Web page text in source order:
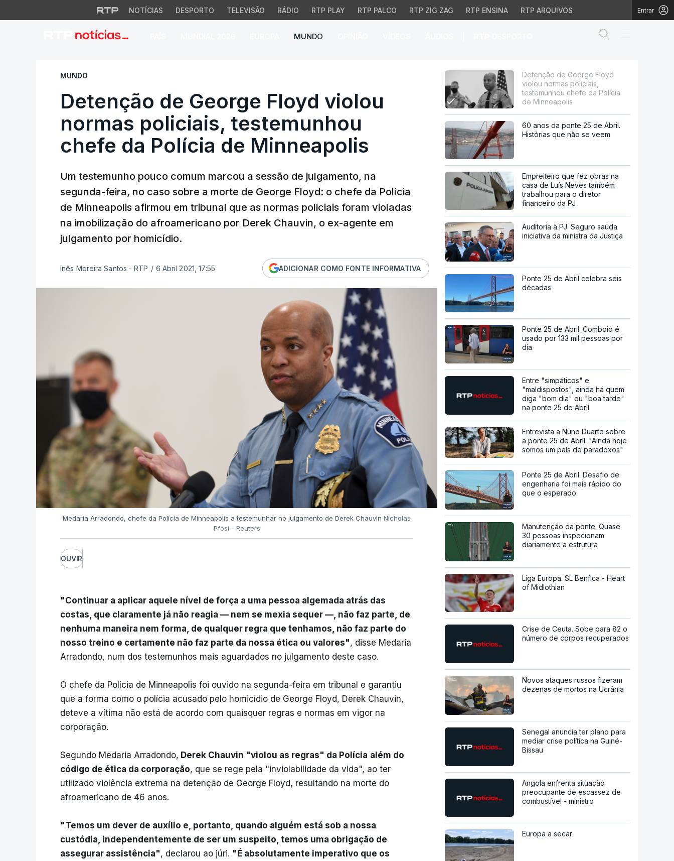
NOTÍCIAS DESPORTO TELEVISÃO RÁDIO RTP PLAY RTP PALCO RTP ZIG ZAG RTP ENSINA RTP ARQUIVOS Entrar
MUNDO
Detenção de George Floyd violou normas policiais,
MUNDO
Detenção de George Floyd violou
normas policiais, testemunhou
chefe da Polícia de Minneapolis
Um testemunho pouco comum marcou a sessão de julgamento, na
segunda-feira, no caso sobre a morte de George Floyd: o chefe da Polícia
de Minneapolis afirmou em tribunal que as normas policiais foram violadas
na imobilização do afroamericano por Derek Chauvin, o ex-agente em
julgamento por homicídio.
Inês Moreira Santos - RTP / 6 Abril 2021, 17:55 ADICIONAR COMO FONTE INFORMATIVA
Medaria Arradondo, chefe da Polícia de Minneapolis a testemunhar no julgamento de Derek Chauvin Nicholas
Pfosi - Reuters
OUVIR
"Continuar a aplicar aquele nível de força a uma pessoa algemada atrás das
costas, que claramente já não reagia — nem se mexia sequer —, não faz parte, de
nenhuma maneira nem forma, de qualquer regra que tenhamos, não faz parte do
nosso treino e certamente não faz parte da nossa ética ou valores", disse Medaria
Arradondo, num dos testemunhos mais aguardados no julgamento deste caso.
O chefe da Polícia de Minneapolis foi ouvido na segunda-feira em tribunal e garantiu
que a forma como o polícia acusado pelo homicídio de George Floyd, Derek Chauvin,
deteve a vítima não está de acordo com quaisquer regras e normas em vigor na
corporação.
Segundo Medaria Arradondo, Derek Chauvin "violou as regras" da Polícia além do
código de ética da corporação, que se rege pela "inviolabilidade da vida", ao ter
utilizado violência extrema na detenção de George Floyd, resultando na morte do
afroamericano de 46 anos.
"Temos um dever de auxílio e, portanto, quando alguém está sob a nossa
custódia, independentemente de ser um suspeito, temos uma obrigação de
assegurar assistência", declarou ao júri. "É absolutamente imperativo que os
Detenção de George Floyd
violou normas policiais,
testemunhou chefe da Polícia
de Minneapolis
60 anos da ponte 25 de Abril.
Histórias que não se veem
Empreiteiro que fez obras na
casa de Luís Neves também
trabalhou para o diretor
financeiro da PJ
Auditoria à PJ. Seguro saúda
iniciativa da ministra da Justiça
Ponte 25 de Abril celebra seis
décadas
Ponte 25 de Abril. Comboio é
usado por 133 mil pessoas por
dia
Entre "simpáticos" e
"maldispostos", ainda há quem
diga "bom dia" ou "boa tarde"
na ponte 25 de Abril
Entrevista a Nuno Duarte sobre
a ponte 25 de Abril. "Ainda hoje
somos um país de paradoxos"
Ponte 25 de Abril. Desafio de
engenharia foi mais rápido do
que o esperado
Manutenção da ponte. Quase
30 pessoas inspecionam
diariamente a estrutura
Liga Europa. SL Benfica - Heart
of Midlothian
Crise de Ceuta. Sobe para 82 o
número de corpos recuperados
Novos ataques russos fizeram
dezenas de mortos na Ucrânia
Senegal anuncia ter plano para
mediar crise política na Guiné-
Bissau
Angola enfrenta situação
preocupante de escassez de
combustível - ministro
Europa a secar